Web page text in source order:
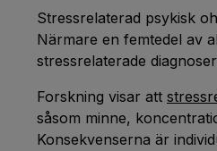
Stressrelaterad psykisk
Närmare en femtedel av
stressrelaterade
Forskning visar att
såsom minne,
Konsekvenserna är